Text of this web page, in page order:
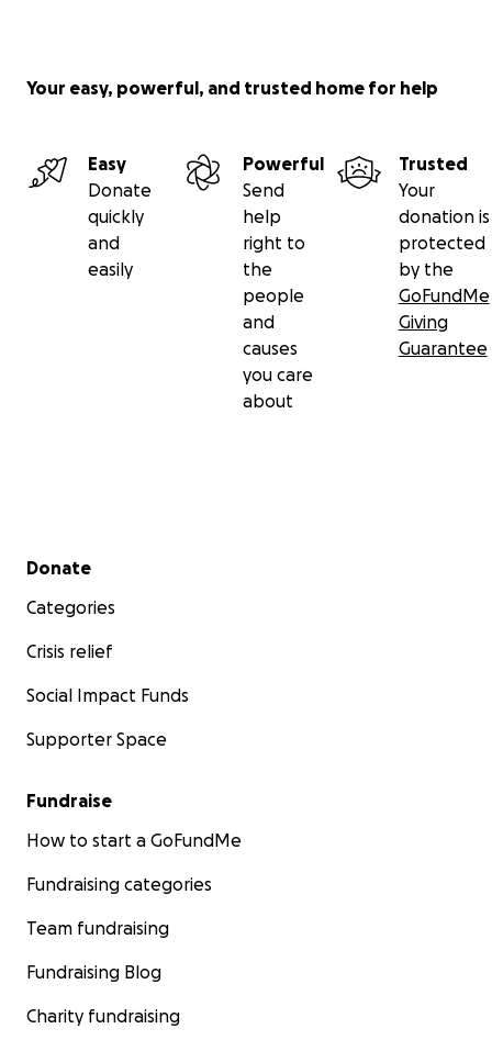
Your easy, powerful, and trusted home for help
Easy
Donate
quickly
and
easily
Powerful
Send
help
right to
the
people
and
causes
you care
about
Trusted
Your
donation is
protected
by the
GoFundMe
Giving
Guarantee
Secondary menu
Donate
Categories
Crisis relief
Social Impact Funds
Supporter Space
Fundraise
How to start a GoFundMe
Fundraising categories
Team fundraising
Fundraising Blog
Charity fundraising